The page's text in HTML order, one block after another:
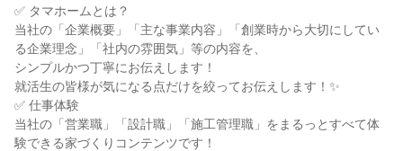
✅ タマホームとは？
当社の「企業概要」「主な事業内容」「創業時から大切にしてい
る企業理念」「社内の雰囲気」等の内容を、
シンプルかつ丁寧にお伝えします！
就活生の皆様が気になる点だけを絞ってお伝えします！✨
✅ 仕事体験
当社の「営業職」「設計職」「施工管理職」をまるっとすべて体
験できる家づくりコンテンツです！